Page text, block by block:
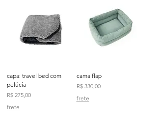
capa: travel bed com
pelúcia
Preço
R$ 275,00
frete
cama flap
Preço
R$ 330,00
frete